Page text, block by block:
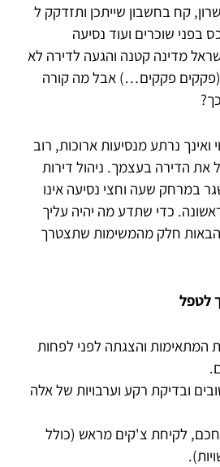
קח בחשבון שייתכן ותזדקק ל
בפני שוכרים ועוד נסיעה
מדינה קטנה והגעה לדירה לא
(פקקים פקקים…) אבל מה קורה
ואינך נרתע מנסיעות ארוכות, רוב
את הדירה בעצמך. ניהול דירות
במרחק שעה וחצי נסיעה אינו
כדי שתדע מה יהיה עליך
הבאות חלק מהמשימות שתצטרך
לטפל
המתאימות והצגתה לפני לפחות
ובדיקת רקע וערבויות של אלה
חכם, לקיחת צ'קים מראש (כולל